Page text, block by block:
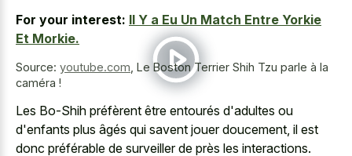
For your interest: Il Y a Eu Un Match Entre Yorkie
Et Morkie.
Source: youtube.com Le Boston Terrier Shih Tzu parle à la
caméra !
Les Bo-Shih préfèrent être entourés d'adultes ou
d'enfants plus âgés qui savent jouer doucement, il est
donc préférable de surveiller de près les interactions.